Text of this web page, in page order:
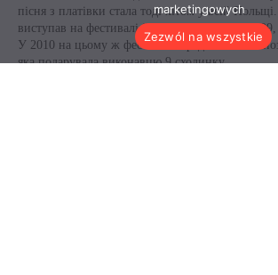
marketingowych
Zezwól na wszystkie